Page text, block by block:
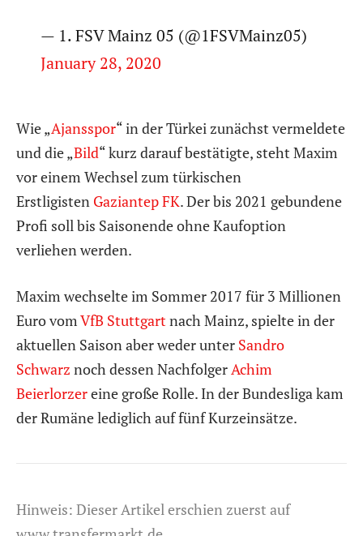
— 1. FSV Mainz 05 (@1FSVMainz05)
January 28, 2020
Wie „Ajansspor“ in der Türkei zunächst vermeldete
und die „Bild“ kurz darauf bestätigte, steht Maxim
vor einem Wechsel zum türkischen
Erstligisten Gaziantep FK. Der bis 2021 gebundene
Profi soll bis Saisonende ohne Kaufoption
verliehen werden.
Maxim wechselte im Sommer 2017 für 3 Millionen
Euro vomVfB Stuttgartnach Mainz, spielte in der
aktuellen Saison aber weder unter Sandro
Schwarz noch dessen NachfolgerAchim
Beierlorzereine große Rolle. In der Bundesliga kam
der Rumäne lediglich auf fünf Kurzeinsätze.
Hinweis: Dieser Artikel erschien zuerst auf